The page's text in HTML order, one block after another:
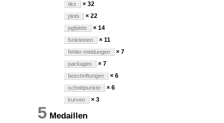
tikz × 32
plots × 22
pgfplots × 14
funktionen × 11
fehler-meldungen × 7
packages × 7
beschriftungen × 6
schnittpunkte × 6
kurven × 3
5 Medaillen